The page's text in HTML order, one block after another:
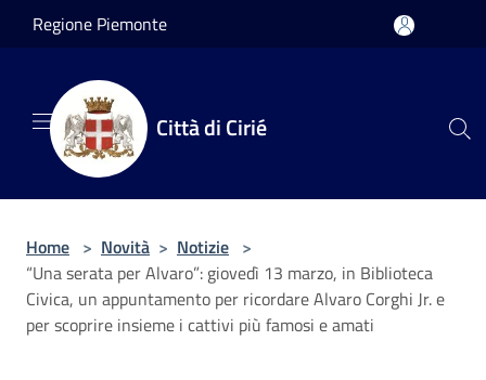
Salta al contenuto principale
Regione Piemonte
Città di Cirié
Home > Novità > Notizie >
“Una serata per Alvaro”: giovedì 13 marzo, in Biblioteca
Civica, un appuntamento per ricordare Alvaro Corghi Jr. e
per scoprire insieme i cattivi più famosi e amati